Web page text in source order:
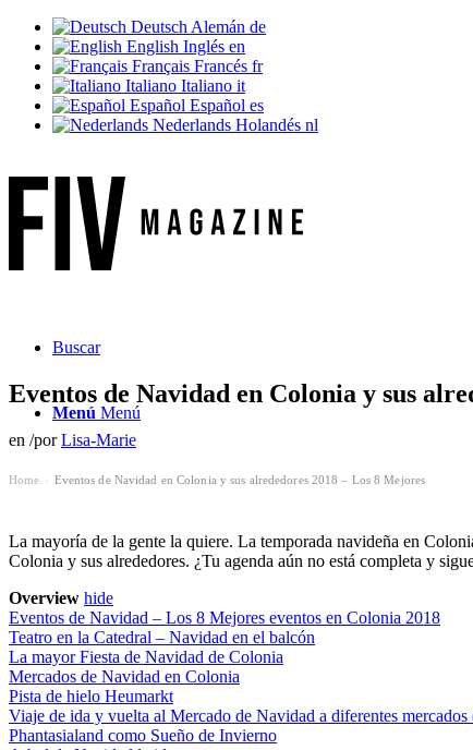
Deutsch Alemán de
English Inglés en
Français Francés fr
Italiano Italiano it
Español Español es
Nederlands Holandés nl
Buscar
Menú Menú
Eventos de Navidad en Colonia y sus
en /porLisa-Marie
Home Eventos de Navidad en Colonia y sus alrededores 2018 – Los 8 Mejores
La mayoría de la gente la quiere. La temporada navideña en
Colonia y sus alrededores. ¿Tu agenda aún no está completa y
Overview hide
Eventos de Navidad – Los 8 Mejores eventos en Colonia 2018
Teatro en la Catedral – Navidad en el balcón
La mayor Fiesta de Navidad de Colonia
Mercados de Navidad en Colonia
Pista de hielo Heumarkt
Viaje de ida y vuelta al Mercado de Navidad a diferentes mercados
Phantasialand como Sueño de Invierno